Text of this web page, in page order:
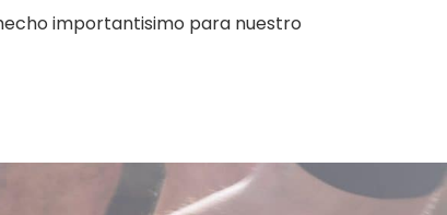
importantisimo para nuestro